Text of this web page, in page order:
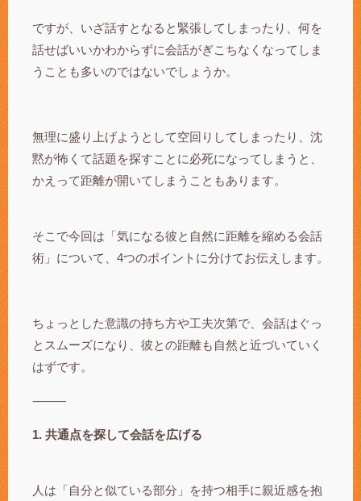
ですが、いざ話すとなると緊張してしまったり、何を
話せばいいかわからずに会話がぎこちなくなってしま
うことも多いのではないでしょうか。
無理に盛り上げようとして空回りしてしまったり、沈
黙が怖くて話題を探すことに必死になってしまうと、
かえって距離が開いてしまうこともあります。
そこで今回は「気になる彼と自然に距離を縮める会話
術」について、4つのポイントに分けてお伝えします。
ちょっとした意識の持ち方や工夫次第で、会話はぐっ
とスムーズになり、彼との距離も自然と近づいていく
はずです。
⸻
1. 共通点を探して会話を広げる
人は「自分と似ている部分」を持つ相手に親近感を抱